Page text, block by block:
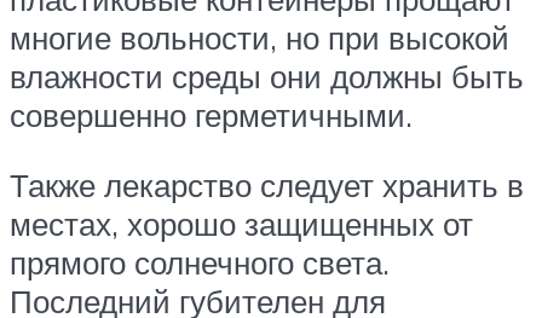
многие вольности, но при высокой
влажности среды они должны быть
совершенно герметичными.
Также лекарство следует хранить в
местах, хорошо защищенных от
прямого солнечного света.
Последний губителен для